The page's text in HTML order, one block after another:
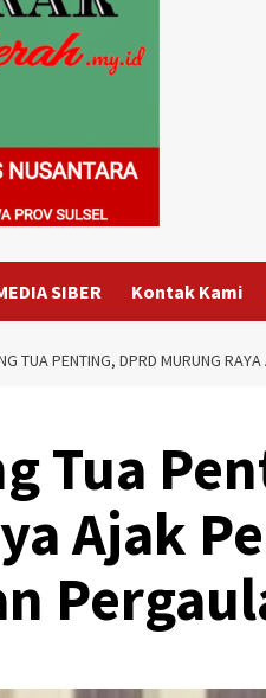
SIBER Kontak Kami
TUA PENTING, DPRD MURUNG
Tua
Ajak